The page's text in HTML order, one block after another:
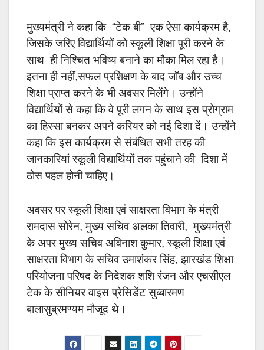
मुख्यमंत्री ने कहा कि “टेक बी” एक ऐसा कार्यक्रम है,
जिसके जरिए विद्यार्थियों को स्कूली शिक्षा पूरी करने के
साथ ही निश्चित भविष्य बनाने का मौका मिल रहा है।
इतना ही नहीं,सफल प्रशिक्षण के बाद जॉब और उच्च
शिक्षा प्राप्त करने के भी अवसर मिलेंगे। उन्होंने
विद्यार्थियों से कहा कि वे पूरी लगन के साथ इस प्रोग्राम
का हिस्सा बनकर अपने करियर को नई दिशा दें। उन्होंने
कहा कि इस कार्यक्रम से संबंधित सभी तरह की
जानकारियां स्कूली विद्यार्थियों तक पहुंचाने की दिशा में
ठोस पहल होनी चाहिए।
अवसर पर स्कूली शिक्षा एवं साक्षरता विभाग के मंत्री
रामदास सोरेन, मुख्य सचिव अलका तिवारी, मुख्यमंत्री
के अपर मुख्य सचिव अविनाश कुमार, स्कूली शिक्षा एवं
साक्षरता विभाग के सचिव उमाशंकर सिंह, झारखंड शिक्षा
परियोजना परिषद के निदेशक शशि रंजन और एचसीएल
टेक के सीनियर वाइस प्रेसिडेंट सुब्बारमण
बालासुब्रमण्यम मौजूद थे।